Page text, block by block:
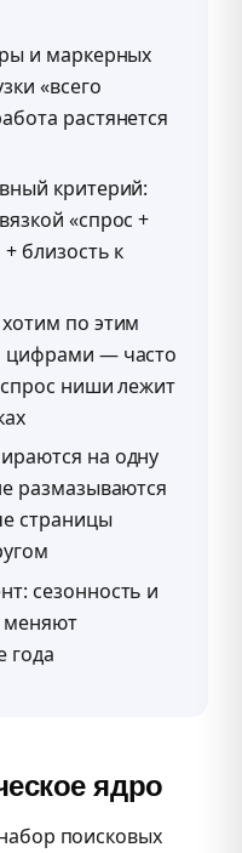
и маркерных
«всего
растянется
критерий:
«спрос +
близость к
по этим
цифрами — часто
ниши лежит
на одну
размазываются
страницы
сезонность и
меняют
года
ядро
поисковых